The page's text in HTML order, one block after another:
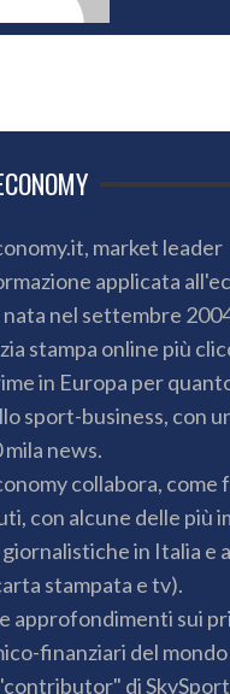
market leader
applicata
nata nel settembre
stampa online più
in Europa per
sport-business, con
mila news.
collabora, come
con alcune delle più
in Italia e
stampata e tv).
approfondimenti sui
finanziari del
di